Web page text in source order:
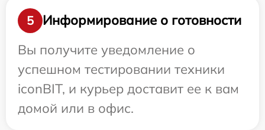
5
Информирование о готовности
Вы получите уведомление о
успешном тестировании техники
iconBIT, и курьер доставит ее к вам
домой или в офис.